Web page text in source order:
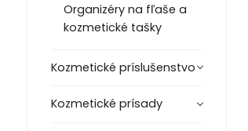
Organizéry na fľaše a
kozmetické tašky
Kozmetické príslušenstvo
Kozmetické prísady